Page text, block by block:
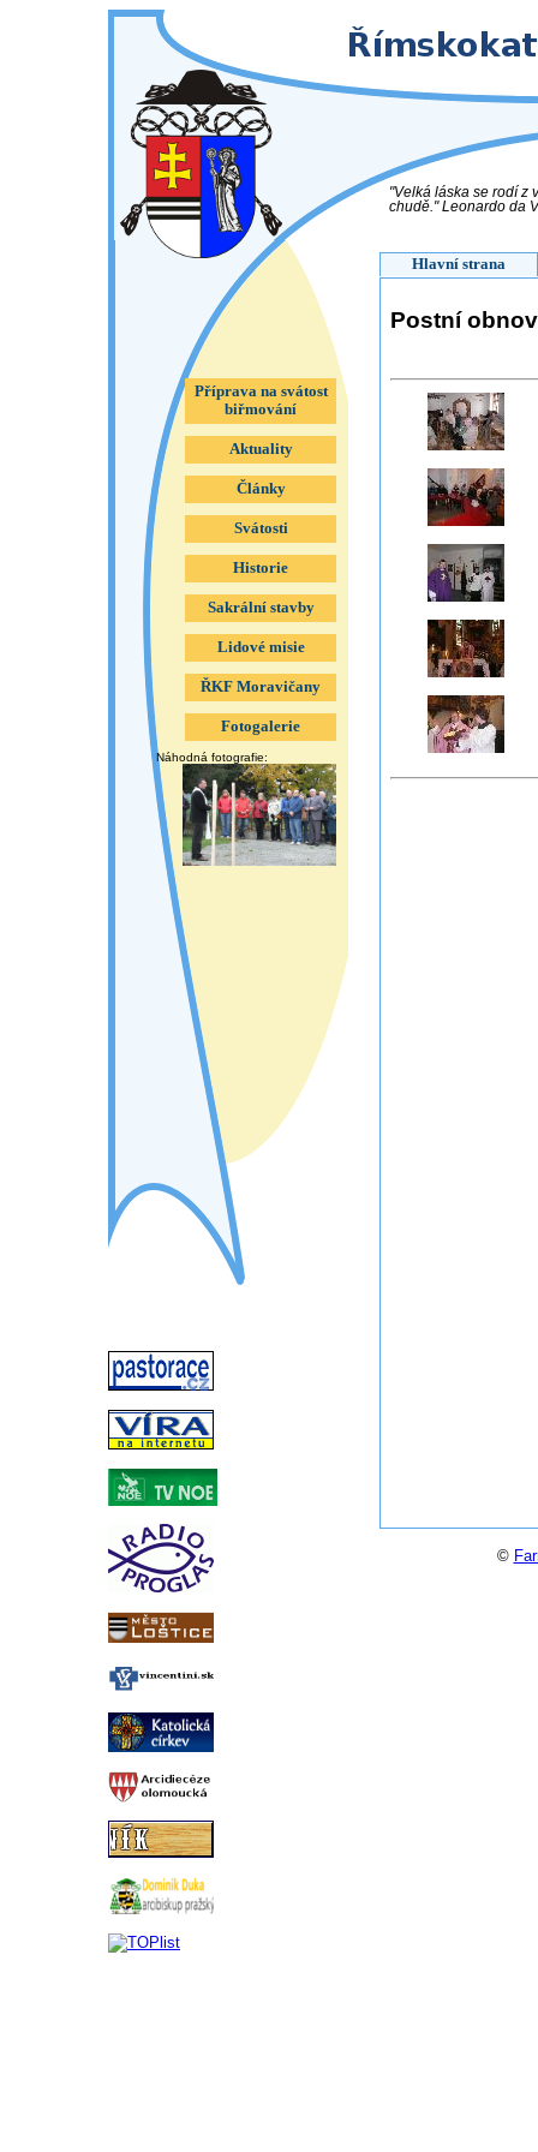
"Velká láska se rodí z
chudě." Leonardo da
Hlavní strana
Postní
Příprava na svátost
biřmování
Aktuality
Články
Svátosti
Historie
Sakrální stavby
Lidové misie
ŘKF Moravičany
Fotogalerie
Náhodná fotografie:
©